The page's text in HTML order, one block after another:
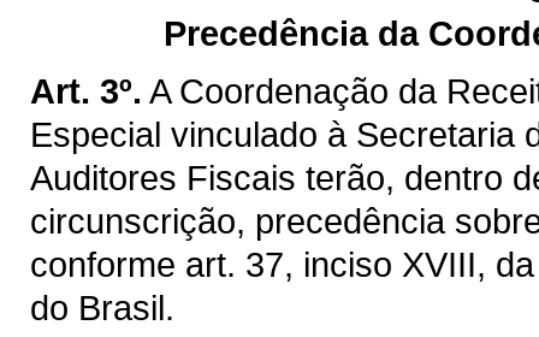
Precedência da
Art. 3º. A Coordenação da
Especial vinculado à Secretaria
Auditores Fiscais terão, dentro
circunscrição, precedência
conforme art. 37, inciso XVIII,
do Brasil.